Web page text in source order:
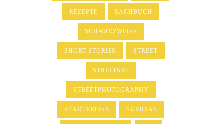
REZEPTE SACHBUCH
SCHWARZWEISS
SHORT STORIES STREET
STREETART
STREETPHOTOGRAPHY
STÄDTEREISE SURREAL